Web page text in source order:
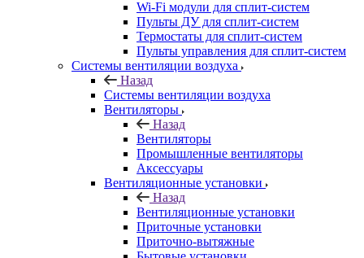
Wi-Fi модули для сплит-систем
Пульты ДУ для сплит-систем
Термостаты для сплит-систем
Пульты управления для сплит-систем
Системы вентиляции воздуха
Назад
Системы вентиляции воздуха
Вентиляторы
Назад
Вентиляторы
Промышленные вентиляторы
Аксессуары
Вентиляционные установки
Назад
Вентиляционные установки
Приточные установки
Приточно-вытяжные